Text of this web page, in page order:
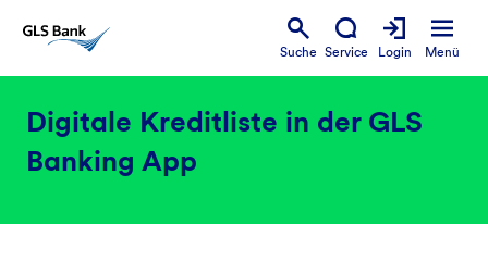
Suche Service Login Menü
Digitale Kreditliste in der GLS
Banking App